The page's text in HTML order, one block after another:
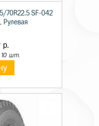
70R22.5 SF-042
Рулевая
р.
шт.